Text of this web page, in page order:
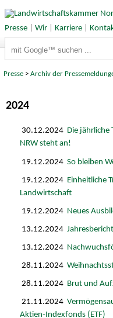
Presse| Wir| Karriere|
Presse >Archiv der
2024
30.12.2024 Die jährliche
NRW steht an!
19.12.2024So bleiben
19.12.2024 Einheitliche
Landwirtschaft
19.12.2024 Neues
13.12.2024
13.12.2024
28.11.2024
28.11.2024 Brut und
21.11.2024
Aktien-Indexfonds (ETF)